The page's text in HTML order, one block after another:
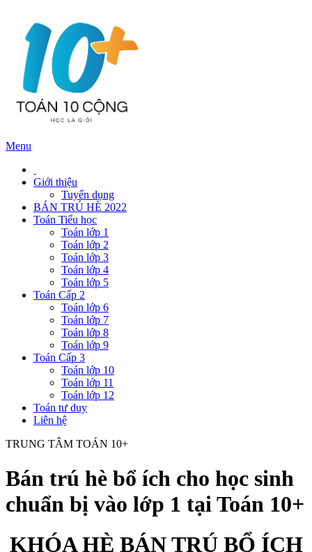
Menu
Giới thiệu
Tuyển dụng
BÁN TRÚ HÈ 2022
Toán Tiểu học
Toán lớp 1
Toán lớp 2
Toán lớp 3
Toán lớp 4
Toán lớp 5
Toán Cấp 2
Toán lớp 6
Toán lớp 7
Toán lớp 8
Toán lớp 9
Toán Cấp 3
Toán lớp 10
Toán lớp 11
Toán lớp 12
Toán tư duy
Liên hệ
TRUNG TÂM TOÁN 10+
Bán trú hè bổ ích cho học sinh
chuẩn bị vào lớp 1 tại Toán 10+
KHÓA HÈ BÁN TRÚ BỔ ÍCH